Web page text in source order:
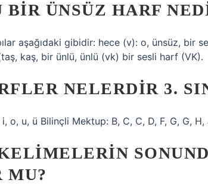
BIR ÜNSÜZ HARF
aşağıdaki gibidir: hece (v): o, ünsüz, bir
kaş, bir ünlü, ünlü (vk) bir sesli harf (VK).
NELERDIR 3.
o, u, ü Bilinçli Mektup: B, C, C, D, F, G, G, H,
MU?